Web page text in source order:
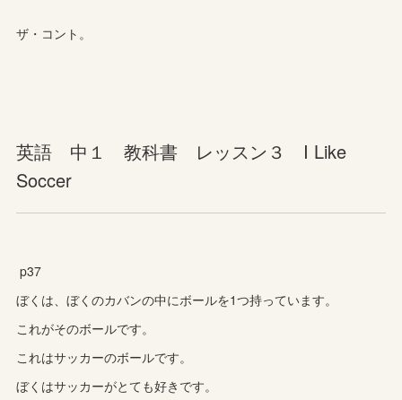
ザ・コント。
英語 中１ 教科書 レッスン３ I Like
Soccer
p37
ぼくは、ぼくのカバンの中にボールを1つ持っています。
これがそのボールです。
これはサッカーのボールです。
ぼくはサッカーがとても好きです。